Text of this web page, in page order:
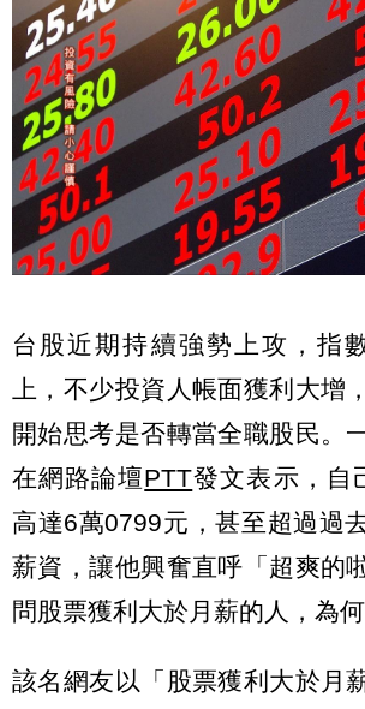
台股近期持續強勢上攻，指
上，不少投資人帳面獲利大增
開始思考是否轉當全職股民。
在網路論壇PTT發文表示，自
高達6萬0799元，甚至超過過
薪資，讓他興奮直呼「超爽的
問股票獲利大於月薪的人，為
該名網友以「股票獲利大於月